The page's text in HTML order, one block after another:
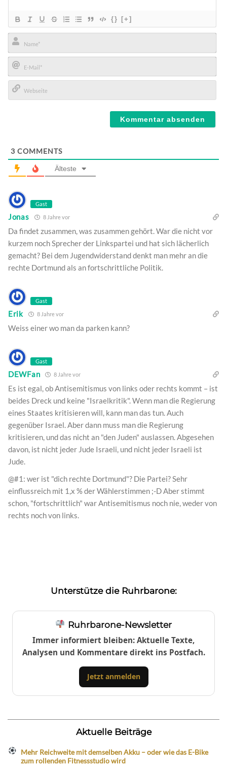
{} [+]
Name*
E-
Mail*
3 COMMENTS
Älteste
Gast
Jonas 8 Jahre vor
Da findet zusammen, was zusammen gehört. War die nicht vor
kurzem noch Sprecher der Linkspartei und hat sich lächerlich
gemacht? Bei dem Jugendwiderstand denkt man mehr an die
rechte Dortmund als an fortschrittliche Politik.
Gast
Erik 8 Jahre vor
Weiss einer wo man da parken kann?
Gast
DEWFan 8 Jahre vor
Es ist egal, ob Antisemitismus von links oder rechts kommt – ist
beides Dreck und keine "Israelkritik". Wenn man die Regierung
eines Staates kritisieren will, kann man das tun. Auch
gegenüber Israel. Aber dann muss man die Regierung
kritisieren, und das nicht an "den Juden" auslassen. Abgesehen
davon, ist nicht jeder Jude Israeli, und nicht jeder Israeli ist
Jude.
@#1: wer ist "dich rechte Dortmund"? Die Partei? Sehr
einflussreich mit 1,x % der Wählerstimmen ;-D Aber stimmt
schon, "fortschrittlich" war Antisemitismus noch nie, weder von
rechts noch von links.
Unterstütze die Ruhrbarone:
Ruhrbarone-Newsletter
Immer informiert bleiben: Aktuelle Texte,
Analysen und Kommentare direkt ins Postfach.
Jetzt anmelden
Aktuelle Beiträge
Mehr Reichweite mit demselben Akku – oder wie das E-Bike
zum rollenden Fitnessstudio wird